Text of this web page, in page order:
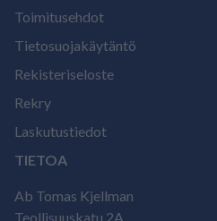
Toimitusehdot
Tietosuojakäytäntö
Rekisteriseloste
Rekry
Laskutustiedot
TIETOA
Ab Tomas Kjellman
Teollisuuskatu 2A